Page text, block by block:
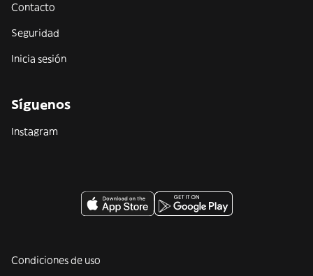
Contacto
Seguridad
Inicia sesión
Síguenos
Instagram
Condiciones de uso